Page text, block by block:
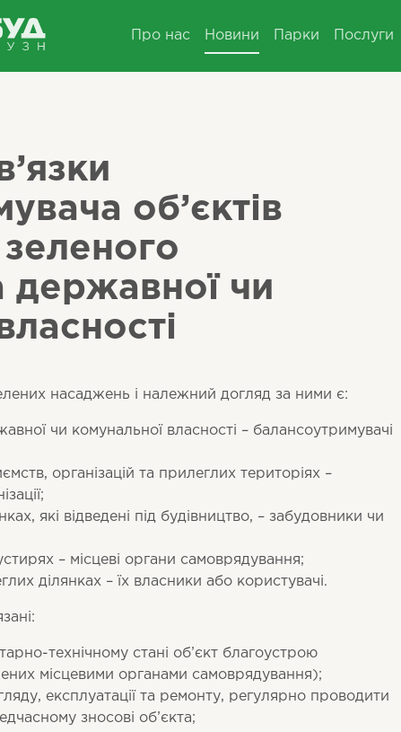
Про нас Новини Парки Послуги
об’єктів
державної чи
насаджень і належний догляд за ними є:
чи комунальної власності – балансоутримувачі
організацій та прилеглих територіях –
які відведені під будівництво, – забудовники чи
– місцеві органи самоврядування;
ділянках – їх власники або користувачі.
технічному стані об’єкт благоустрою
місцевими органами самоврядування);
експлуатації та ремонту, регулярно проводити
зносові об’єкта;